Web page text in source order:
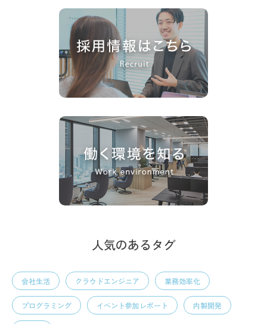
人気のあるタグ
会社生活 クラウドエンジニア 業務効率化
プログラミング イベント参加レポート 内製開発